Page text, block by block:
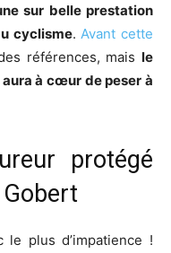
sur belle prestation
cyclisme.Avant cette
références, mais le
à cœur de peser à
protégé
le plus d’impatience !